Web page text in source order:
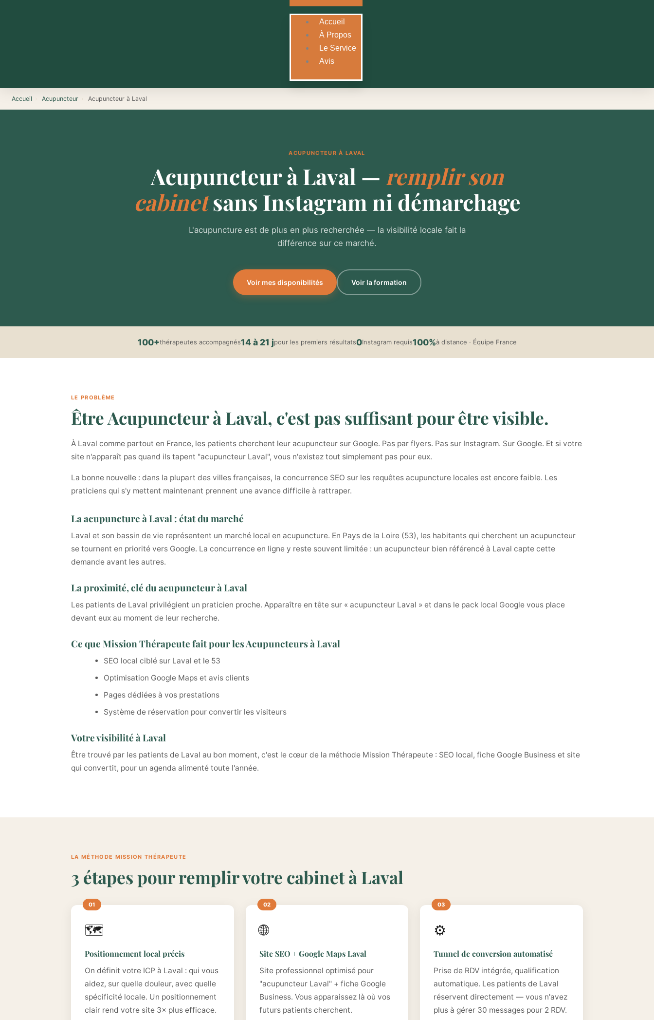
Accueil
À Propos
Le Service
Avis
Accueil Acupuncteur Acupuncteur à Laval
ACUPUNCTEUR À LAVAL
Acupuncteur à Laval — remplir son
cabinetsans Instagram ni démarchage
L'acupuncture est de plus en plus recherchée — la visibilité locale fait la
différence sur ce marché.
Voir mes disponibilités Voir la formation
100+thérapeutes accompagnés14 à 21 jpour les premiers résultats0Instagram requis100%à distance · Équipe France
LE PROBLÈME
Être Acupuncteur à Laval, c'est pas suffisant pour être visible.
À Laval comme partout en France, les patients cherchent leur acupuncteur sur Google. Pas par flyers. Pas sur Instagram. Sur Google. Et si votre
site n'apparaît pas quand ils tapent "acupuncteur Laval", vous n'existez tout simplement pas pour eux.
La bonne nouvelle : dans la plupart des villes françaises, la concurrence SEO sur les requêtes acupuncture locales est encore faible. Les
praticiens qui s'y mettent maintenant prennent une avance difficile à rattraper.
La acupuncture à Laval : état du marché
Laval et son bassin de vie représentent un marché local en acupuncture. En Pays de la Loire (53), les habitants qui cherchent un acupuncteur
se tournent en priorité vers Google. La concurrence en ligne y reste souvent limitée : un acupuncteur bien référencé à Laval capte cette
demande avant les autres.
La proximité, clé du acupuncteur à Laval
Les patients de Laval privilégient un praticien proche. Apparaître en tête sur « acupuncteur Laval » et dans le pack local Google vous place
devant eux au moment de leur recherche.
Ce que Mission Thérapeute fait pour les Acupuncteurs à Laval
SEO local ciblé sur Laval et le 53
Optimisation Google Maps et avis clients
Pages dédiées à vos prestations
Système de réservation pour convertir les visiteurs
Votre visibilité à Laval
Être trouvé par les patients de Laval au bon moment, c'est le cœur de la méthode Mission Thérapeute : SEO local, fiche Google Business et site
qui convertit, pour un agenda alimenté toute l'année.
LA MÉTHODE MISSION THÉRAPEUTE
3 étapes pour remplir votre cabinet à Laval
🗺️
Positionnement local précis
On définit votre ICP à Laval : qui vous
aidez, sur quelle douleur, avec quelle
spécificité locale. Un positionnement
clair rend votre site 3× plus efficace.
🌐
Site SEO + Google Maps Laval
Site professionnel optimisé pour
"acupuncteur Laval" + fiche Google
Business. Vous apparaissez là où vos
futurs patients cherchent.
⚙️
Tunnel de conversion automatisé
Prise de RDV intégrée, qualification
automatique. Les patients de Laval
réservent directement — vous n'avez
plus à gérer 30 messages pour 2 RDV.